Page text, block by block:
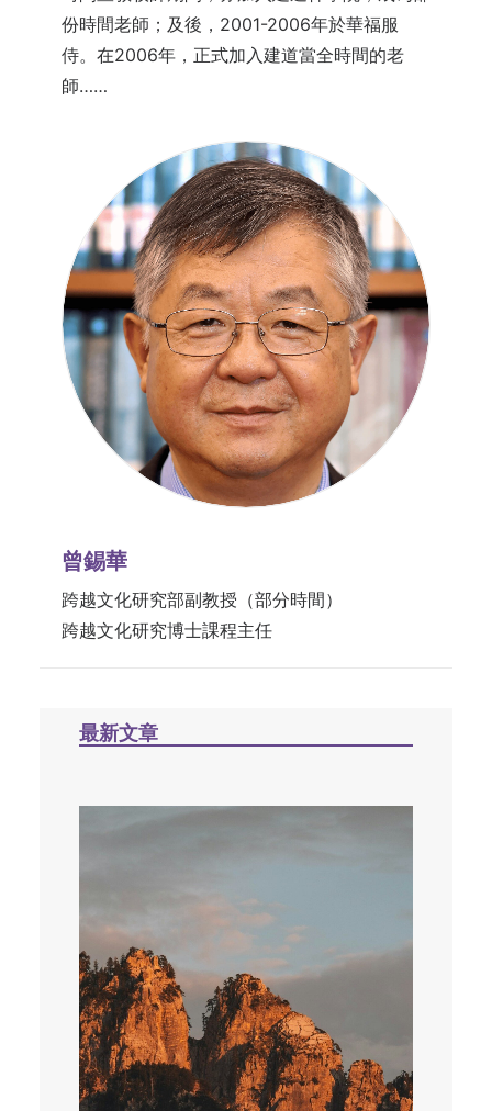
份時間老師；及後，2001-2006年於華福服
侍。在2006年，正式加入建道當全時間的老
師……
曾錫華
跨越文化研究部副教授（部分時間）
跨越文化研究博士課程主任
最新文章